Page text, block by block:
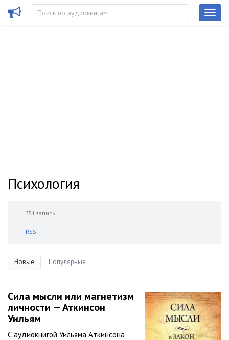
Психология
351 запись
RSS
Новые Популярные
Сила мысли или магнетизм
личности — Аткинсон
Уильям
С аудиокнигой Уильяма Аткинсона